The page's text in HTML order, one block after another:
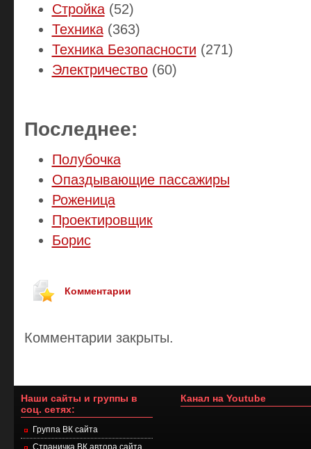
Стройка(52)
Техника(363)
Техника Безопасности (271)
Электричество(60)
Последнее:
Полубочка
Опаздывающие пассажиры
Роженица
Проектировщик
Борис
Комментарии
Комментарии закрыты.
Наши сайты и группы в
соц. сетях:
Группа ВК сайта
Страничка ВК автора сайта
Канал на Youtube